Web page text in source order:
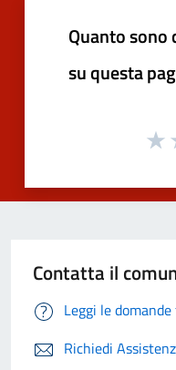
Quanto
su questa
Contatta il
Leggi le
Richiedi